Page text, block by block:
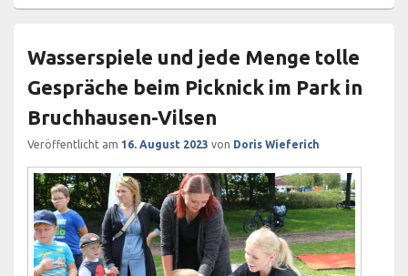
Wasserspiele und jede Menge tolle
Gespräche beim Picknick im Park in
Bruchhausen-Vilsen
Veröffentlicht am 16. August 2023 von Doris Wieferich